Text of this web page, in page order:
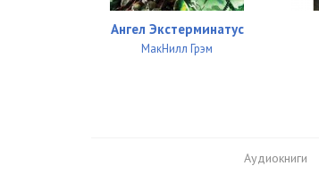
Ангел Экстерминатус
МакНилл Грэм
Аудиокниги